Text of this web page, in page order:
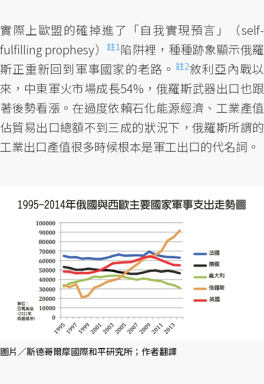
實際上歐盟的確掉進了「自我實現預言」（self-
fulfilling prophesy）
註1 陷阱裡，種種跡象顯示俄羅
斯正重新回到軍事國家的老路。 註2敘利亞內戰以
來，中東軍火市場成長54%，俄羅斯武器出口也跟
著後勢看漲。在過度依賴石化能源經濟、工業產值
佔貿易出口總額不到三成的狀況下，俄羅斯所謂的
工業出口產值很多時候根本是軍工出口的代名詞。
圖片／斯德哥爾摩國際和平研究所；作者翻譯